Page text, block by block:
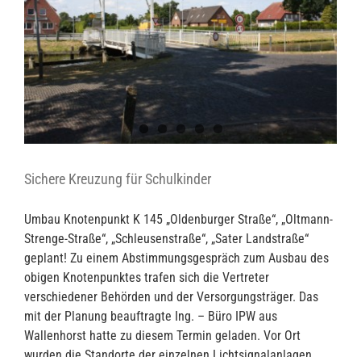
Sichere Kreuzung für Schulkinder
Umbau Knotenpunkt K 145 „Oldenburger Straße“, „Oltmann-
Strenge-Straße“, „Schleusenstraße“, „Sater Landstraße“
geplant! Zu einem Abstimmungsgespräch zum Ausbau des
obigen Knotenpunktes trafen sich die Vertreter
verschiedener Behörden und der Versorgungsträger. Das
mit der Planung beauftragte Ing. – Büro IPW aus
Wallenhorst hatte zu diesem Termin geladen. Vor Ort